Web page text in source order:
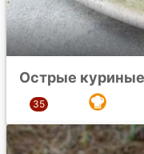
Острые куриные